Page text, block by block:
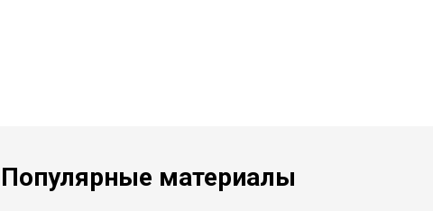
Популярные материалы